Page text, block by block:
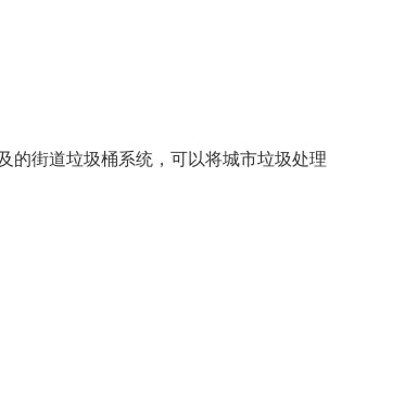
街道垃圾桶系统，可以将城市垃圾处理